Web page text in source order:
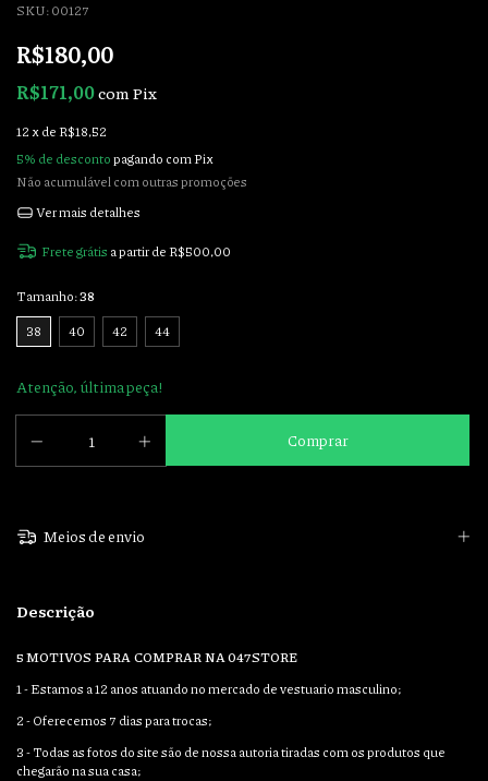
SKU:00127
R$180,00
R$171,00comPix
12x deR$18,52
5% de descontopagando com Pix
Não acumulável com outras promoções
Ver mais detalhes
Frete grátis a partir deR$500,00
Tamanho:38
38
40 42 44
Atenção, última peça!
Meios de envio
Descrição
5 MOTIVOS PARA COMPRAR NA 047STORE
1 - Estamos a 12 anos atuando no mercado de vestuario masculino;
2 - Oferecemos 7 dias para trocas;
3 - Todas as fotos do site são de nossa autoria tiradas com os produtos que
chegarão na sua casa;